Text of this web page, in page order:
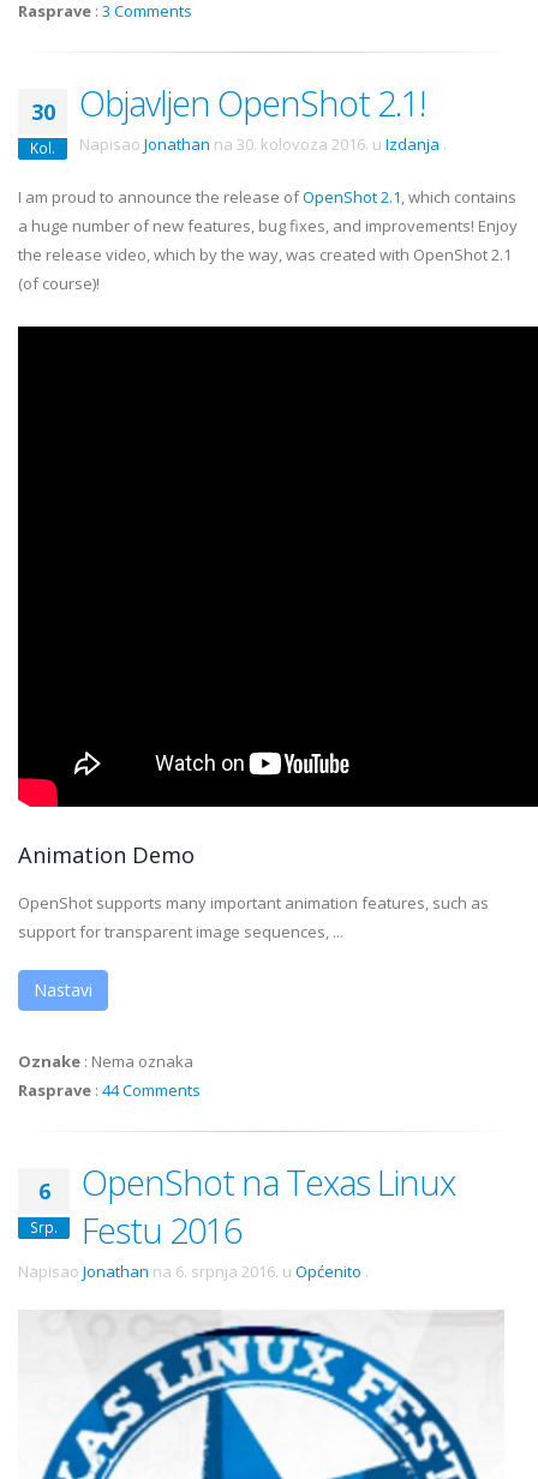
Rasprave : 3 Comments
30
Kol.
Objavljen OpenShot 2.1!
Napisao Jonathan na 30. kolovoza 2016. u Izdanja .
I am proud to announce the release ofOpenShot 2.1, which contains
a huge number of new features, bug fixes, and improvements! Enjoy
the release video, which by the way, was created with OpenShot 2.1
(of course)!
Animation Demo
OpenShot supports many important animation features, such as
support for transparent image sequences, ...
Nastavi
Oznake : Nema oznaka
Rasprave : 44 Comments
6
Srp.
OpenShot na Texas Linux
Festu 2016
Napisao Jonathan na 6. srpnja 2016. u Općenito .